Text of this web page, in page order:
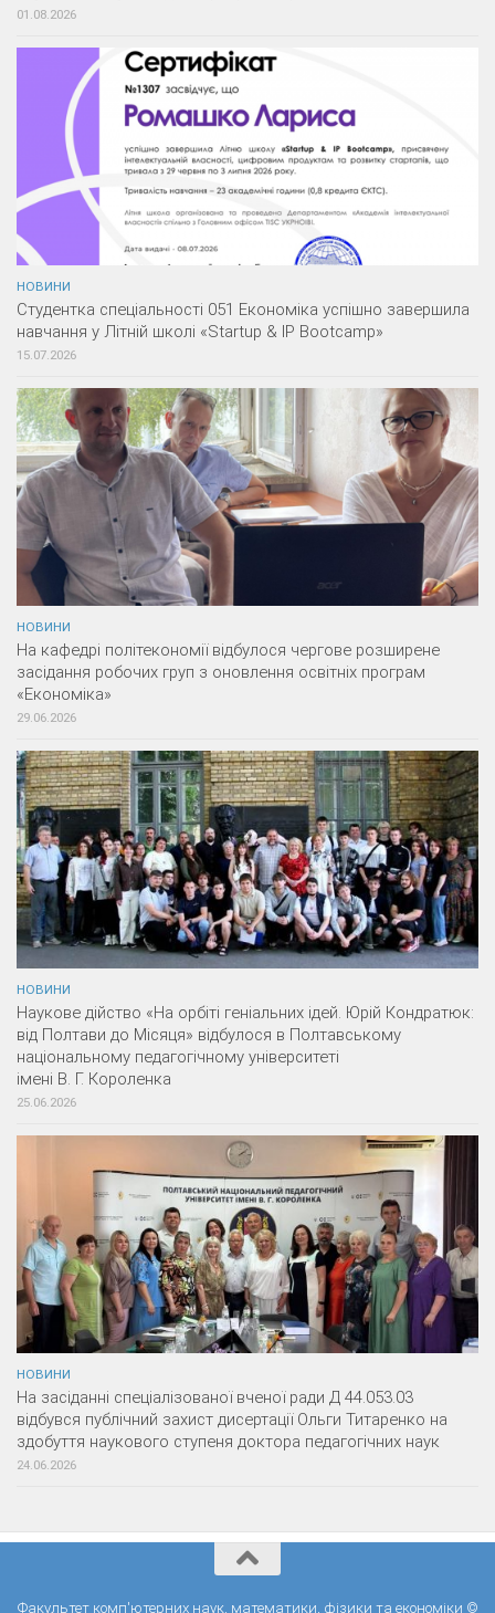
01.08.2026
НОВИНИ
Студентка спеціальності 051 Економіка успішно завершила
навчання у Літній школі «Startup & IP Bootcamp»
15.07.2026
НОВИНИ
На кафедрі політекономії відбулося чергове розширене
засідання робочих груп з оновлення освітніх програм
«Економіка»
29.06.2026
НОВИНИ
Наукове дійство «На орбіті геніальних ідей. Юрій Кондратюк:
від Полтави до Місяця» відбулося в Полтавському
національному педагогічному університеті
імені В. Г. Короленка
25.06.2026
НОВИНИ
На засіданні спеціалізованої вченої ради Д 44.053.03
відбувся публічний захист дисертації Ольги Титаренко на
здобуття наукового ступеня доктора педагогічних наук
24.06.2026
Факультет комп'ютерних наук, математики, фізики та економіки ©